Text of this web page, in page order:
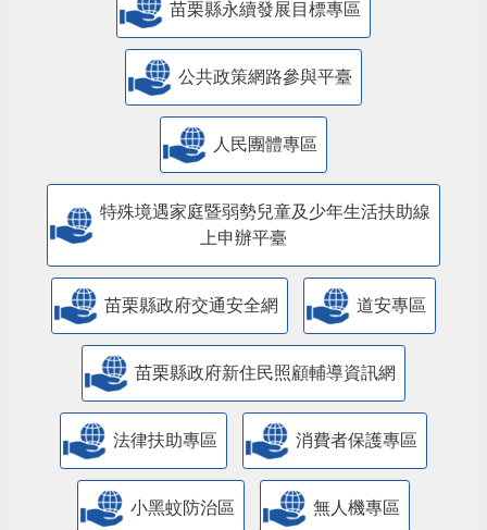
苗栗縣永續發展目標專區
公共政策網路參與平臺
人民團體專區
特殊境遇家庭暨弱勢兒童及少年生活扶助線
上申辦平臺
苗栗縣政府交通安全網 道安專區
苗栗縣政府新住民照顧輔導資訊網
法律扶助專區 消費者保護專區
小黑蚊防治區 無人機專區